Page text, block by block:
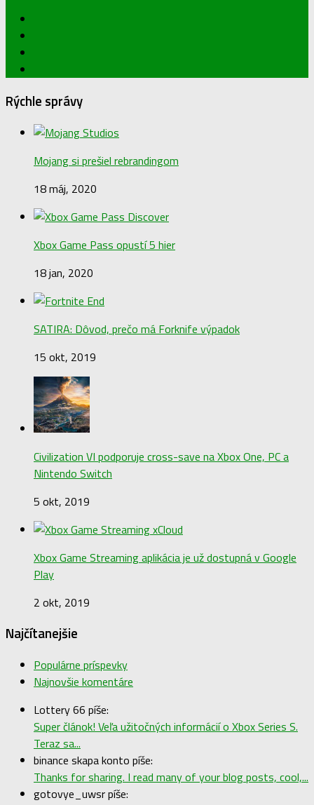
Rýchle správy
Mojang si prešiel rebrandingom
18 máj, 2020
Xbox Game Pass opustí 5 hier
18 jan, 2020
SATIRA: Dôvod, prečo má Forknife výpadok
15 okt, 2019
Civilization VI podporuje cross-save na Xbox One, PC a
Nintendo Switch
5 okt, 2019
Xbox Game Streaming aplikácia je už dostupná v Google
Play
2 okt, 2019
Najčítanejšie
Populárne príspevky
Najnovšie komentáre
Lottery 66 píše:
Super článok! Veľa užitočných informácií o Xbox Series S.
Teraz sa...
binance skapa konto píše:
Thanks for sharing. I read many of your blog posts, cool,...
gotovye_uwsr píše: